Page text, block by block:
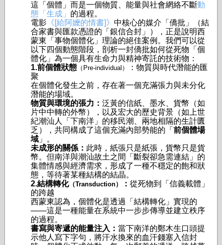
這「個體」而是一個物質、能量與社會網絡不斷動
態「生成」 的過程。
電影 《[給阿嬤的情書]》 中核心的媒介「僑批」（結
合家書與匯款憑證的「銀信合封」），正是說明西
蒙東「事物個體化」理論的絕佳案例。我們可以從
以下四個動態階段，剖析一封僑批如何從死物「個
體化」為一個具有生命力與精神寄託的技術物：
1.前個體狀態 （Pre-individual）
：物質與時代潛能的匯
聚
在個體化發生之前，存在著一個充滿張力與未分化
潛能的場域。
物質與環境的張力： 泛黃的信紙、墨水、貨幣（如
片中中轉的外幣），以及宏大的歷史背景（如上世
紀潮汕人「下南洋」的移民潮、兩地相隔的生計匱
乏），共同構成了這個充滿內部勢能的「 前個體場
域 」。
未成形的關係： 此時，紙張只是紙張，貨幣只是貨
幣。但南洋與潮汕故土之間「斷裂卻急需連結」的
集體情感與經濟需求，形成了一種不穩定的飽和狀
態，等待著某種結構的結晶。
2.結構轉化（Transduction） ： 從死物到「信義載體」
的跨越
西蒙東認為，個體化是透過「結構轉化」實現的
——這是一種能量在系統中一步步傳導並建立秩序
的過程。
書寫與寄遞的能量注入： 當下南洋的鄭木生口頭提
示他人寫下字句，將汗水換來的血汗錢塞入信封